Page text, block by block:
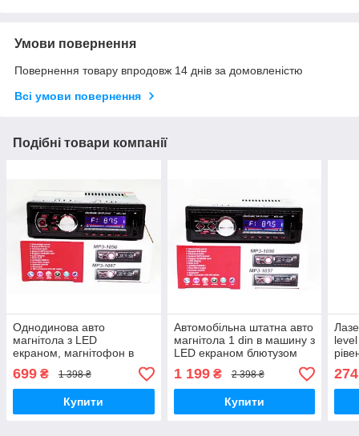
Умови повернення
Повернення товару впродовж 14 днів за домовленістю
Всі умови повернення
Подібні товари компанії
Однодинова авто
магнітола з LED
екраном, магнітофон в
машину з
блютуз Bluetooth, MP3,
FM, SD, AUX, USB, штатна
автомагнітола 1 din
699 ₴ 1 398 ₴
Купити
Автомобільна штатна авто
магнітола 1 din в машину з
LED екраном блютузом
Bluetooth MP3 FM SD AUX
USB роз'ємом магнітофон
з пультом
1 199₴ 2 398 ₴
Купити
4в1
274